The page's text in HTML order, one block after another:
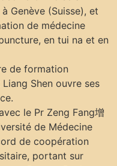
Genève (Suisse), et
de médecine
en tui na et en
de formation
Shen ouvre ses
le Pr Zeng Fang增
de Médecine
de coopération
portant sur